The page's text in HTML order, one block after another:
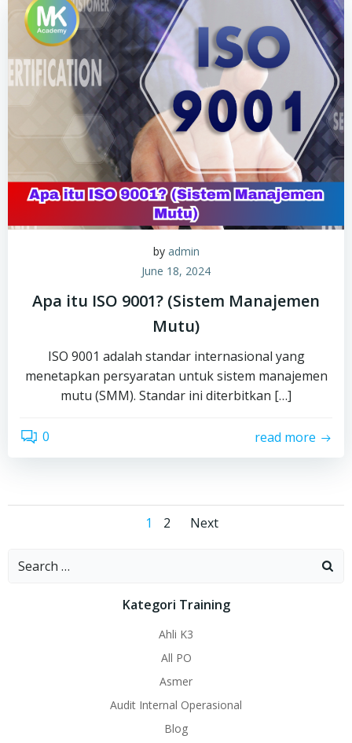
by admin
June 18, 2024
Apa itu ISO 9001? (Sistem Manajemen
Mutu)
ISO 9001 adalah standar internasional yang
menetapkan persyaratan untuk sistem manajemen
mutu (SMM). Standar ini diterbitkan […]
0 read more
Posts
Page
1 Page
2
Posts
navigation
Next
Search
Kategori Training
Ahli K3
All PO
Asmer
Audit Internal Operasional
Blog